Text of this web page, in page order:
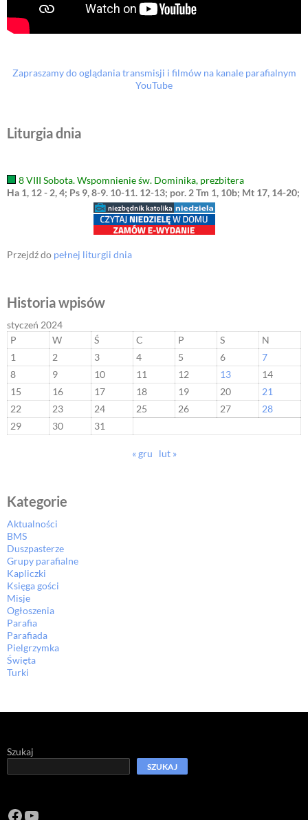
Zapraszamy do oglądania transmisji i filmów na kanale parafialnym
YouTube
Liturgia dnia
8 VIII Sobota. Wspomnienie św. Dominika, prezbitera
Ha 1, 12 - 2, 4; Ps 9, 8-9. 10-11. 12-13; por. 2 Tm 1, 10b; Mt 17, 14-20;
Przejdź do pełnej liturgii dnia
Historia wpisów
styczeń 2024
P
W Ś C P S
N
1
2 3 4 5 6
7
8
9 10 11 12 13
14
15
16 17 18 19 20
21
22
23 24 25 26 27
28
29
30 31
« gru lut »
Kategorie
Aktualności
BMS
Duszpasterze
Grupy parafialne
Kapliczki
Księga gości
Misje
Ogłoszenia
Parafia
Parafiada
Pielgrzymka
Święta
Turki
Szukaj
SZUKAJ
Facebook
https://www.youtube.com/channel/